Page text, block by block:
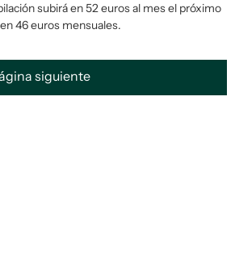
subirá en 52 euros al mes el próximo
46 euros mensuales.
siguiente